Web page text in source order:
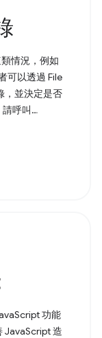
情況，例如
可以透過 File
，並決定是否
呼叫
所選目錄的
{ mode:
Source
功能
JavaScript 造